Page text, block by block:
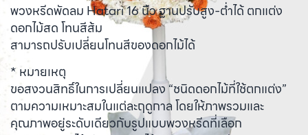
พวงหรีดพัดลม Hatari 16 นิ้ว ฐานปรับสูง-ต่ำได้ ตกแต่ง
ดอกไม้สด โทนสีส้ม
สามารถปรับเปลี่ยนโทนสีของดอกไม้ได้
* หมายเหตุ
ขอสงวนสิทธิ์ในการเปลี่ยนแปลง “ชนิดดอกไม้ที่ใช้ตกแต่ง”
ตามความเหมาะสมในแต่ละฤดูกาล โดยให้ภาพรวมและ
คุณภาพอยู่ระดับเดียวกับรูปแบบพวงหรีดที่เลือก